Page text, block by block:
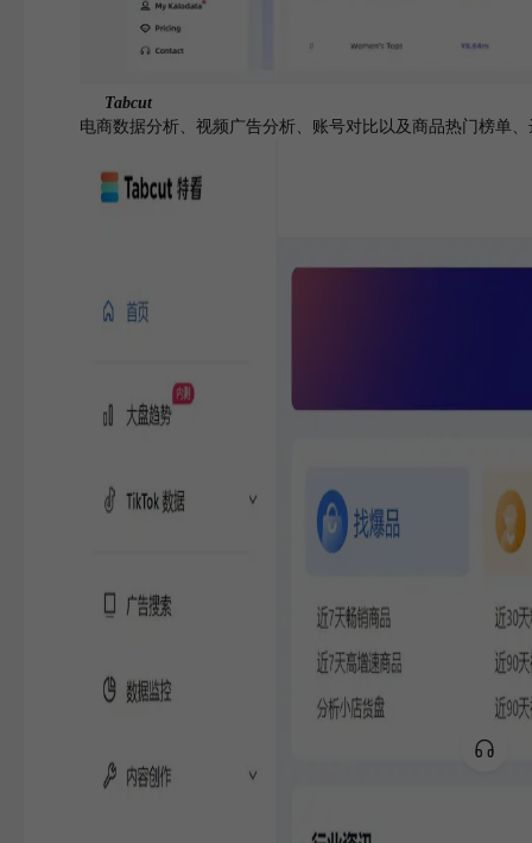
Tabcut
电商数据分析、视频广告分析、账号对比以及商品热门榜单